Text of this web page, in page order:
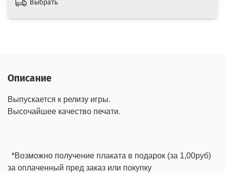
Выбрать
Описание
Выпускается к релизу игры.
Высочайшее качество печати.
*Возможно получение плаката в подарок (за 1,00руб)
за оплаченный пред заказ или покупку